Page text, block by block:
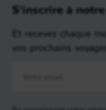
S'inscrire à
Et recevez chaque
vos prochains